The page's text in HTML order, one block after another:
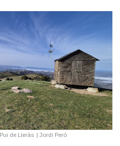
de Lleràs | Jordi Peró